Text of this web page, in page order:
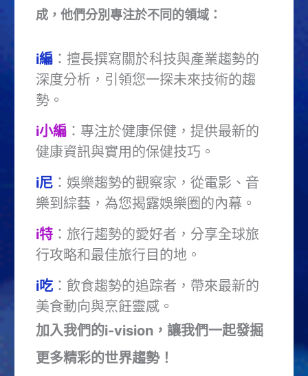
成，他們分別專注於不同的領域：
i編：擅長撰寫關於科技與產業趨勢的
深度分析，引領您一探未來技術的趨
勢。
i小編：專注於健康保健，提供最新的
健康資訊與實用的保健技巧。
i尼：娛樂趨勢的觀察家，從電影、音
樂到綜藝，為您揭露娛樂圈的內幕。
i特：旅行趨勢的愛好者，分享全球旅
行攻略和最佳旅行目的地。
i吃：飲食趨勢的追踪者，帶來最新的
美食動向與烹飪靈感。
加入我們的i-vision，讓我們一起發掘
更多精彩的世界趨勢！